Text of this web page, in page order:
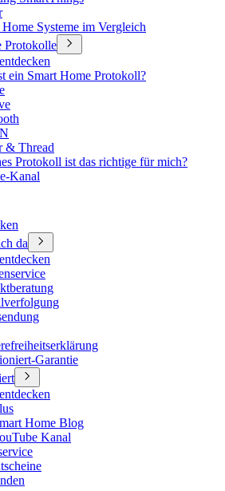
Home Systeme im Vergleich
Protokolle
ein Smart Home Protokoll?
& Thread
Protokoll ist das richtige für mich?
Kanal
da
Garantie
Home Blog
Kanal